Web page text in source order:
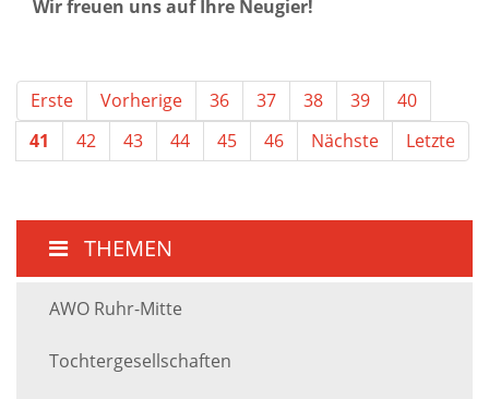
Wir freuen uns auf Ihre Neugier!
Erste Vorherige 36 37 38 39
40
41
42 43 44 45 46 Nächste Letzte
THEMEN
AWO Ruhr-Mitte
Tochtergesellschaften